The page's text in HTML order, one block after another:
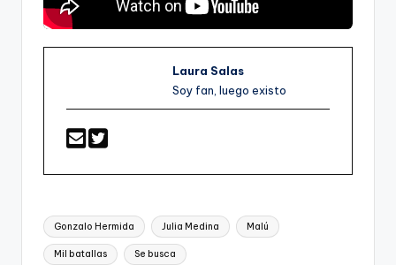
Laura Salas
Soy fan, luego existo
Etiquetas:
Gonzalo Hermida Julia Medina Malú
Mil batallas Se busca